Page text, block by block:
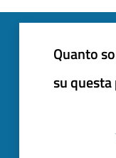
Quanto
su